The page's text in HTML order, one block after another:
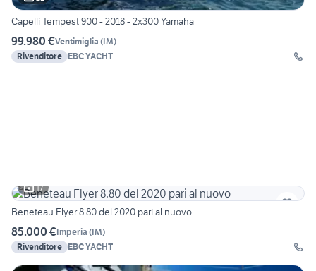
Capelli Tempest 900 - 2018 - 2x300 Yamaha
99.980 €Ventimiglia (IM)
Rivenditore EBC YACHT
17
Beneteau Flyer 8.80 del 2020 pari al nuovo
85.000 €Imperia (IM)
Rivenditore EBC YACHT